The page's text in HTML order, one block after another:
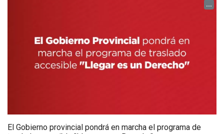
...
El Gobierno provincial pondrá en marcha el programa de